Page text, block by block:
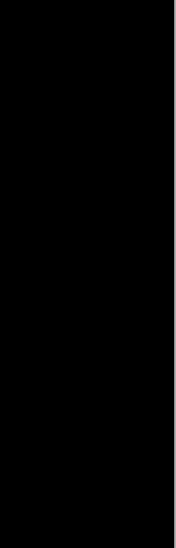
Mazghi
de cámara),
Leroy
Weyers